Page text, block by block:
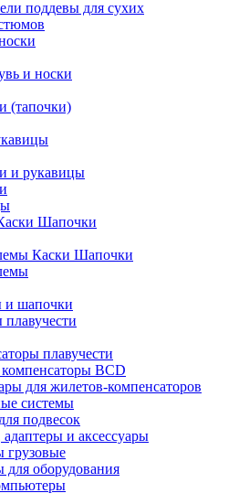
поддевы для сухих
и носки
(тапочки)
и рукавицы
Шапочки
Каски Шапочки
и шапочки
плавучести
BCD
для жилетов-компенсаторов
системы
подвесок
и аксессуары
грузовые
оборудования